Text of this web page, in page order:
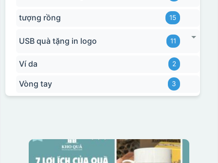
tượng rồng 15
USB quà tặng in logo 11
Ví da 2
Vòng tay 3